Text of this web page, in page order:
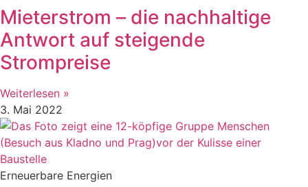
Mieterstrom – die nachhaltige
Antwort auf steigende
Strompreise
Weiterlesen »
3. Mai 2022
Erneuerbare Energien